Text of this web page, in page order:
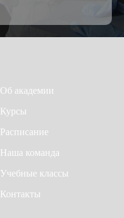
Об академии
Курсы
Расписание
Наша команда
Учебные классы
Контакты